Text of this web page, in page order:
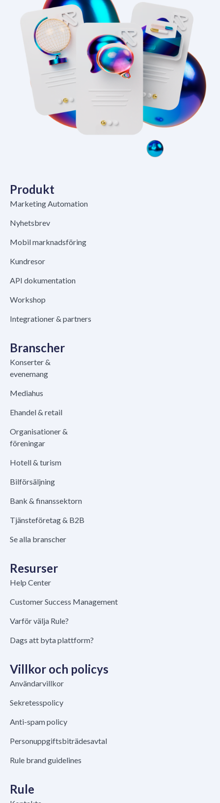
Produkt
Marketing Automation
Nyhetsbrev
Mobil marknadsföring
Kundresor
API dokumentation
Workshop
Integrationer & partners
Branscher
Konserter &
evenemang
Mediahus
Ehandel & retail
Organisationer &
föreningar
Hotell & turism
Bilförsäljning
Bank & finanssektorn
Tjänsteföretag & B2B
Se alla branscher
Resurser
Help Center
Customer Success Management
Varför välja Rule?
Dags att byta plattform?
Villkor och policys
Användarvillkor
Sekretesspolicy
Anti-spam policy
Personuppgiftsbiträdesavtal
Rule brand guidelines
Rule